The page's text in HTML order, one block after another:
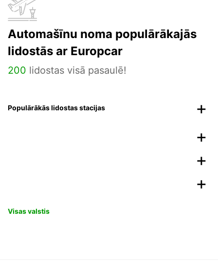
Automašīnu noma populārākajās
lidostās ar Europcar
200 lidostas visā pasaulē!
Populārākās lidostas stacijas
Visas valstis